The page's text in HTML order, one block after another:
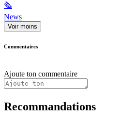
🗞
News
Voir moins
Commentaires
Ajoute ton commentaire
Recommandations